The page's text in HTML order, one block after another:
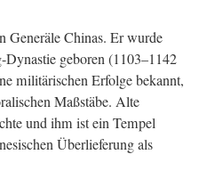
Generäle Chinas. Er wurde
geboren (1103–1142
militärischen Erfolge bekannt,
Maßstäbe. Alte
und ihm ist ein Tempel
Überlieferung als